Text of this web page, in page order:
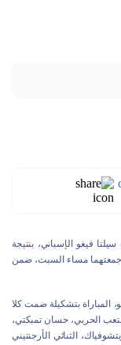
فيغو الإسباني، بنتيجة
التي جمعتهما مساء السبت، ضمن
المباراة بتشكيلة ضمت كلا
الحربي، حسان تمبكتي،
الثنائي الأرجنتيني